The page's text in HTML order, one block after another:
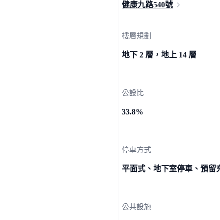
健康九路540號
樓層規劃
地下 2 層，地上 14 層
公設比
33.8%
停車方式
平面式、地下室停車、預留
公共設施